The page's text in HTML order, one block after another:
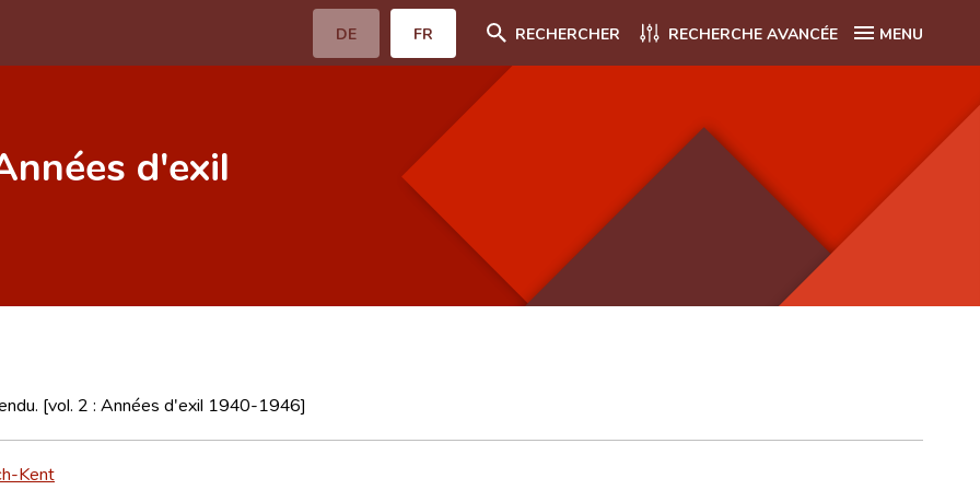
DE FR RECHERCHER RECHERCHE AVANCÉE MENU
d'exil
[vol. 2 : Années d'exil 1940-1946]
Kent